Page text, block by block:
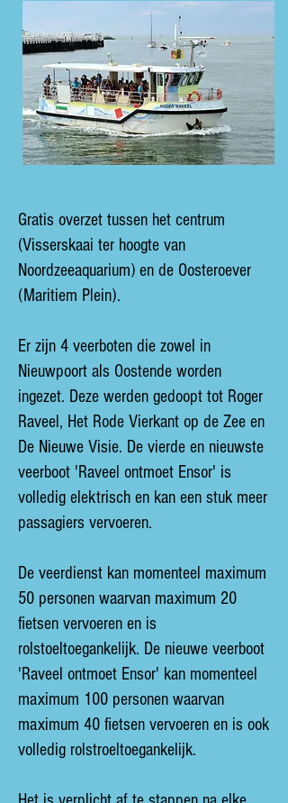
Gratis overzet tussen het centrum
(Visserskaai ter hoogte van
Noordzeeaquarium) en de Oosteroever
(Maritiem Plein).
Er zijn 4 veerboten die zowel in
Nieuwpoort als Oostende worden
ingezet. Deze werden gedoopt tot Roger
Raveel, Het Rode Vierkant op de Zee en
De Nieuwe Visie. De vierde en nieuwste
veerboot 'Raveel ontmoet Ensor' is
volledig elektrisch en kan een stuk meer
passagiers vervoeren.
De veerdienst kan momenteel maximum
50 personen waarvan maximum 20
fietsen vervoeren en is
rolstoeltoegankelijk. De nieuwe veerboot
'Raveel ontmoet Ensor' kan momenteel
maximum 100 personen waarvan
maximum 40 fietsen vervoeren en is ook
volledig rolstroeltoegankelijk.